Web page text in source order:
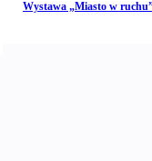
Wystawa „Miasto w